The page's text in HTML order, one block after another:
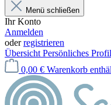
Menü schließen
Ihr Konto
Anmelden
oderregistrieren
Übersicht Persönliches Profil
0,00 € Warenkorb